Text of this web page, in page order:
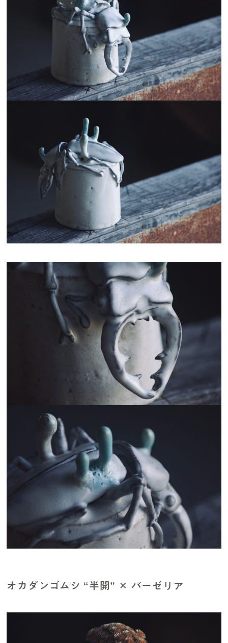
オカダンゴムシ “半開” × バーゼリア